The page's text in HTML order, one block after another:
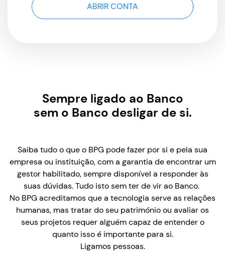
ABRIR CONTA
Sempre ligado ao Banco
sem o Banco desligar de si.
Saiba tudo o que o BPG pode fazer por si e pela sua
empresa ou instituição, com a garantia de encontrar um
gestor habilitado, sempre disponível a responder às
suas dúvidas. Tudo isto sem ter de vir ao Banco.
No BPG acreditamos que a tecnologia serve as relações
humanas, mas tratar do seu património ou avaliar os
seus projetos requer alguém capaz de entender o
quanto isso é importante para si.
Ligamos pessoas.